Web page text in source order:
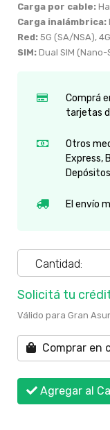
Carga por cable:
Carga inalámbrica:
Red: 5G (SA/NSA),
SIM: Dual SIM (Nano-
Comprá
tarjetas
Otros
Express,
El envío
Cantidad:
Solicitá tu
Válido para Gran
Comprar en
Agregar al